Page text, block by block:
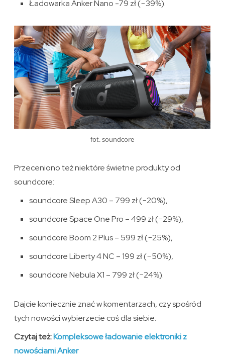
Ładowarka Anker Nano -79 zł (−39%).
fot. soundcore
Przeceniono też niektóre świetne produkty od
soundcore:
soundcore Sleep A30 – 799 zł (−20%),
soundcore Space One Pro – 499 zł (−29%),
soundcore Boom 2 Plus – 599 zł (−25%),
soundcore Liberty 4 NC – 199 zł (−50%),
soundcore Nebula X1 – 799 zł (−24%).
Dajcie koniecznie znać w komentarzach, czy spośród
tych nowości wybierzecie coś dla siebie.
Czytaj też:Kompleksowe ładowanie elektroniki z
nowościami Anker